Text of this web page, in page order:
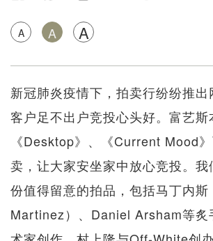
A A A
新冠肺炎疫情下，拍卖行纷纷推
客户足不出户竞投心头好。富艺斯
《Desktop》、《Current Mood
卖，让大家安坐家中放心竞投。
份值得留意的拍品，包括马丁内
Martinez）、Daniel Arsham等炙